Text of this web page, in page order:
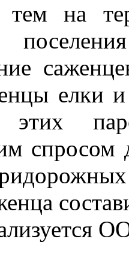
на
елки
спросом